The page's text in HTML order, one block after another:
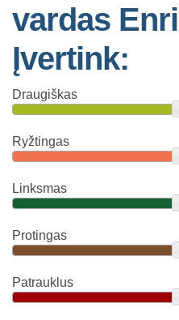
vardas
Įvertink:
Draugiškas
Ryžtingas
Linksmas
Protingas
Patrauklus